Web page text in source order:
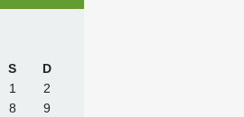
S
D
1
2
8
9